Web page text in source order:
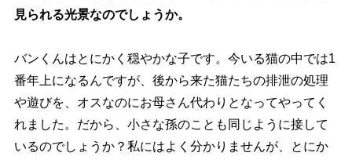
見られる光景なのでしょうか。
バンくんはとにかく穏やかな子です。今いる猫の中では1
番年上になるんですが、後から来た猫たちの排泄の処理
遊びを、オスなのにお母さん代わりとなってやってく
れました。だから、小さな孫のことも同じように接して
いるのでしょうか？私にはよく分かりませんが、とにか